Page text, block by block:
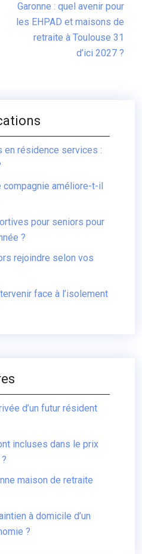
Garonne : quel avenir pour
les EHPAD et maisons de
retraite à Toulouse 31
d’ici 2027 ?
en résidence services :
compagnie améliore-t-il
pour seniors pour
?
rejoindre selon vos
face à l’isolement
d’un futur résident
incluses dans le prix
maison de retraite
à domicile d’un
?